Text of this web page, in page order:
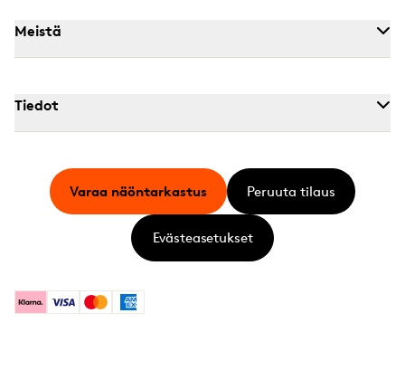
Meistä
Tiedot
KlarnaVisa MastercardAmerican Express
Varaa näöntarkastus Peruuta tilaus
Evästeasetukset